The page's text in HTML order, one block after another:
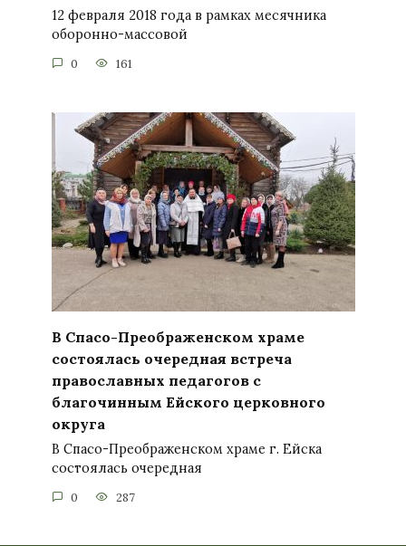
12 февраля 2018 года в рамках месячника
оборонно-массовой
0 161
В Спасо-Преображенском храме
состоялась очередная встреча
православных педагогов с
благочинным Ейского церковного
округа
В Спасо-Преображенском храме г. Ейска
состоялась очередная
0 287